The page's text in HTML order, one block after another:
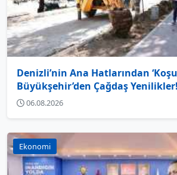
Denizli’nin Ana Hatlarından
Büyükşehir’den Çağdaş Yenilikler!
06.08.2026
Ekonomi